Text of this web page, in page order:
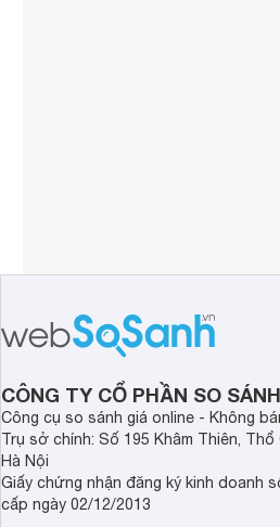
CÔNG TY CỔ PHẦN SO
Công cụ so sánh giá online - Không
Trụ sở chính: Số 195 Khâm Thiên, Thổ
Hà Nội
Giấy chứng nhận đăng ký kinh doanh
cấp ngày 02/12/2013